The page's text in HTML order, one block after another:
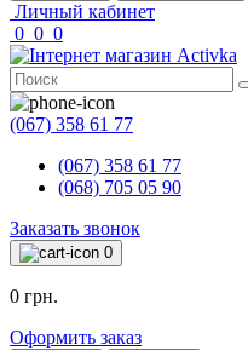
Личный кабинет
0 0 0
(067) 358 61 77
(067) 358 61 77
(068) 705 05 90
Заказать звонок
0
0 грн.
Оформить заказ